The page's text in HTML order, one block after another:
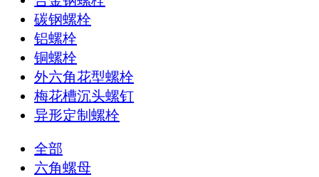
碳钢螺栓
铝螺栓
铜螺栓
外六角花型螺栓
梅花槽沉头螺钉
异形定制螺栓
全部
六角螺母